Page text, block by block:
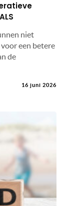
niet
een betere
de
16 juni 2026